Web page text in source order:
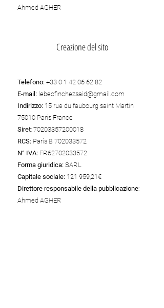
Ahmed AGHER
Creazione del sito
Telefono: +33 0 1 42 06 62 82
E-mail: lebecfinchezsaid@gmail.com
Indirizzo: 15 rue du faubourg saint Martin
75010 Paris France
Siret: 70203357200018
RCS: Paris B 702033572
N° IVA: FR62702033572
Forma giuridica: SARL
Capitale sociale: 121 959,21€
Direttore responsabile della pubblicazione:
Ahmed AGHER